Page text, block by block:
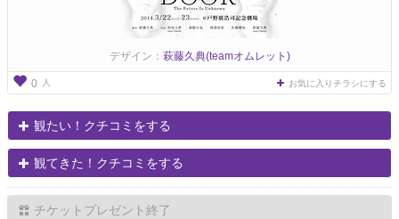
デザイン： 萩藤久典(teamオムレット)
0 人 お気に入りチラシにする
観たい！クチコミをする
観てきた！クチコミをする
チケットプレゼント終了